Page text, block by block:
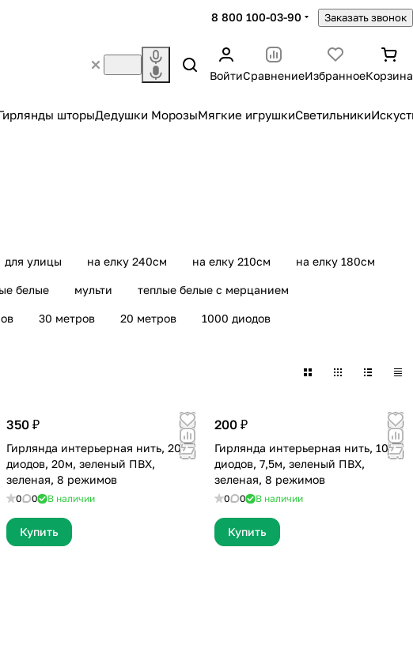
8 800 100-03-90 Заказать звонок
ВойтиСравнениеИзбранноеКорзина
шторыДедушки МорозыМягкие игрушкиСветильники
для улицы на елку 240см на елку 210см на елку 180см
белые мульти теплые белые c мерцанием
30 метров 20 метров 1000 диодов
350 ₽
Гирлянда интерьерная нить, 200
диодов, 20м, зеленый ПВХ,
зеленая, 8 режимов
0 0 В наличии
Купить
200 ₽
Гирлянда интерьерная нить, 100
диодов, 7,5м, зеленый ПВХ,
зеленая, 8 режимов
0 0 В наличии
Купить